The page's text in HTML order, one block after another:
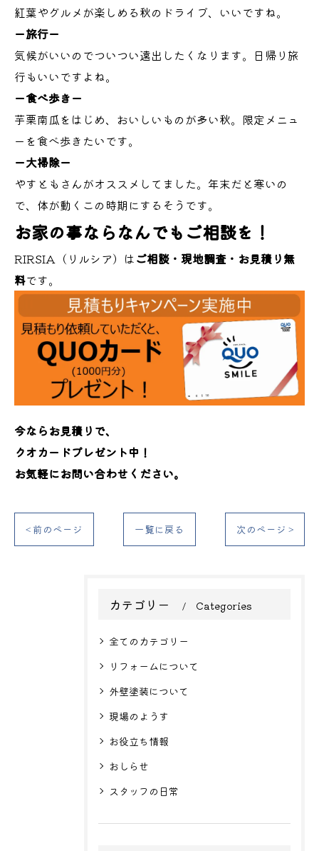
紅葉やグルメが楽しめる秋のドライブ、いいですね。
ー旅行ー
気候がいいのでついつい遠出したくなります。日帰り旅
行もいいですよね。
ー食べ歩きー
芋栗南瓜をはじめ、おいしいものが多い秋。限定メニュ
ーを食べ歩きたいです。
ー大掃除ー
やすともさんがオススメしてました。年末だと寒いの
で、体が動くこの時期にするそうです。
お家の事ならなんでもご相談を！
RIRSIA（リルシア）はご相談・現地調査・お見積り無
料です。
今ならお見積りで、
クオカードプレゼント中！
お気軽にお問い合わせください。
< 前のページ 一覧に戻る 次のページ >
カテゴリー Categories
全てのカテゴリー
リフォームについて
外壁塗装について
現場のようす
お役立ち情報
おしらせ
スタッフの日常